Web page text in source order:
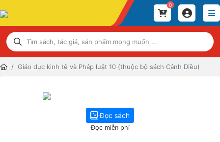
0
Giáo dục kinh tế và Pháp luật 10 (thuộc bộ sách Cánh Diều)
Đọc sách
Đọc miễn phí